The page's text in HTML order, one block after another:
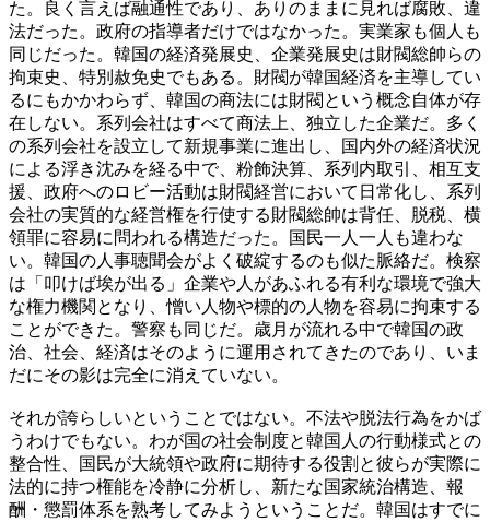
た。良く言えば融通性であり、ありのままに見れば腐敗、違
法だった。政府の指導者だけではなかった。実業家も個人も
同じだった。韓国の経済発展史、企業発展史は財閥総帥らの
拘束史、特別赦免史でもある。財閥が韓国経済を主導してい
るにもかかわらず、韓国の商法には財閥という概念自体が存
在しない。系列会社はすべて商法上、独立した企業だ。多く
の系列会社を設立して新規事業に進出し、国内外の経済状況
による浮き沈みを経る中で、粉飾決算、系列内取引、相互支
援、政府へのロビー活動は財閥経営において日常化し、系列
会社の実質的な経営権を行使する財閥総帥は背任、脱税、横
領罪に容易に問われる構造だった。国民一人一人も違わな
い。韓国の人事聴聞会がよく破綻するのも似た脈絡だ。検察
は「叩けば埃が出る」企業や人があふれる有利な環境で強大
な権力機関となり、憎い人物や標的の人物を容易に拘束する
ことができた。警察も同じだ。歳月が流れる中で韓国の政
治、社会、経済はそのように運用されてきたのであり、いま
だにその影は完全に消えていない。
それが誇らしいということではない。不法や脱法行為をかば
うわけでもない。わが国の社会制度と韓国人の行動様式との
整合性、国民が大統領や政府に期待する役割と彼らが実際に
法的に持つ権能を冷静に分析し、新たな国家統治構造、報
酬・懲罰体系を熟考してみようということだ。韓国はすでに